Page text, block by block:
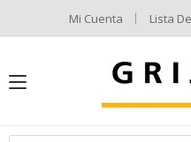
Mi Cuenta Lista